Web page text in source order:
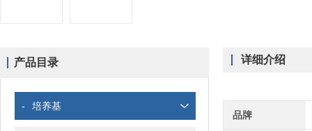
产品目录
- 培养基
详细介绍
品牌